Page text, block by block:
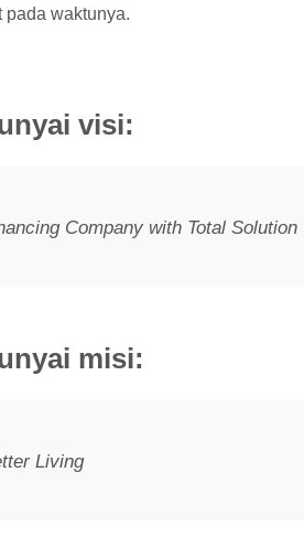
pada waktunya.
visi:
Company with Total Solution
misi:
Living